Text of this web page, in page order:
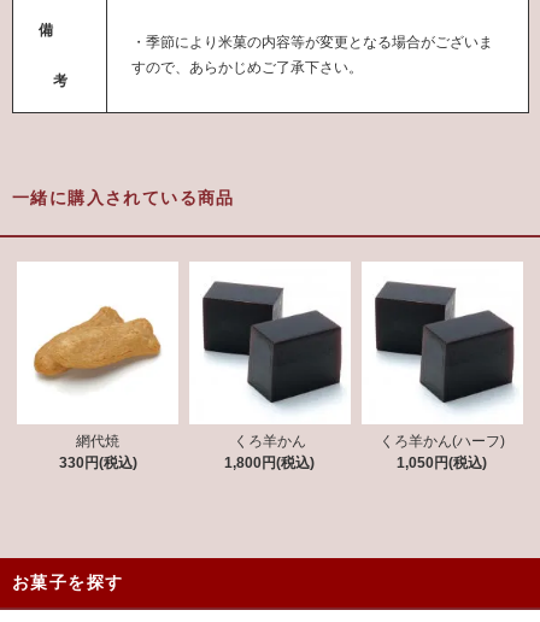
備
考
・季節により米菓の内容等が変更となる場合がございま
すので、あらかじめご了承下さい。
一緒に購入されている商品
網代焼
330円(税込)
くろ羊かん
1,800円(税込)
くろ羊かん(ハーフ)
1,050円(税込)
お菓子を探す